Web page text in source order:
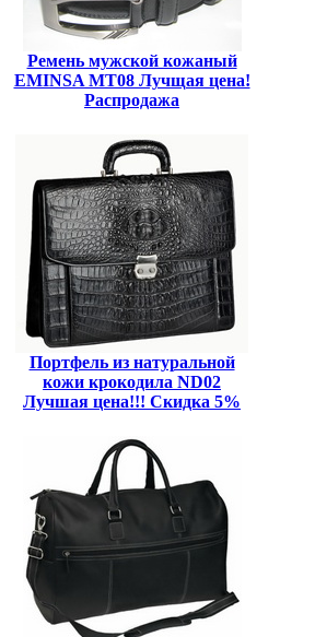
Ремень мужской кожаный
EMINSA MT08 Лучщая цена!
Распродажа
Портфель из натуральной
кожи крокодила ND02
Лучшая цена!!! Скидка 5%